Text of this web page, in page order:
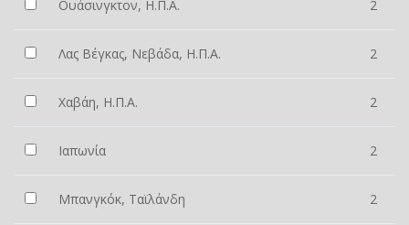
Ουάσινγκτον, Η.Π.Α. 2
Λας Βέγκας, Νεβάδα, Η.Π.Α. 2
Χαβάη, Η.Π.Α. 2
Ιαπωνία 2
Μπανγκόκ, Ταϊλάνδη 2